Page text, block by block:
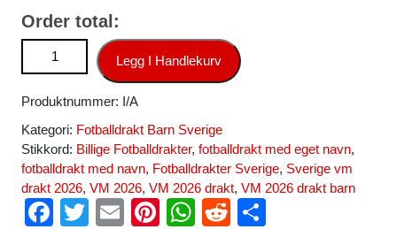
Order total:
Sverige Hjemmedraktsett Barn VM 2026 Fotballdrakter Korte
Legg I Handlekurv
Produktnummer: I/A
Kategori: Fotballdrakt Barn Sverige
Stikkord: Billige Fotballdrakter, fotballdrakt med eget navn,
fotballdrakt med navn, Fotballdrakter Sverige, Sverige vm
drakt 2026, VM 2026, VM 2026 drakt, VM 2026 drakt barn
F
T
E
Pi
W
R